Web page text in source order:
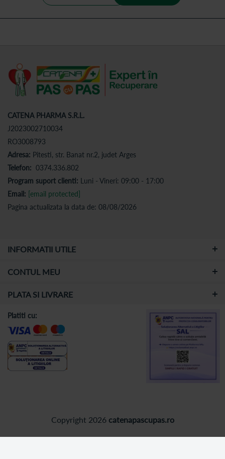
CATENA PHARMA S.R.L.
J2023002710034
RO3008793
Adresa: Pitesti, str. Banat nr.2, judet Arges
Telefon: 0374.336.802
Program suport clienti: Luni - Vineri: 09:00 - 17:00
Email: [email protected]
Pagina actualizata la data de: 08/08/2026
INFORMATII UTILE
CONTUL MEU
PLATA SI LIVRARE
Copyright 2026 catenapascupas.ro
Platiti cu: